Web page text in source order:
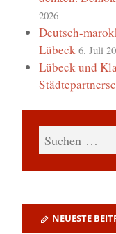
2026
Deutsch-
Lübeck 6. Juli
Lübeck und
NEUESTE